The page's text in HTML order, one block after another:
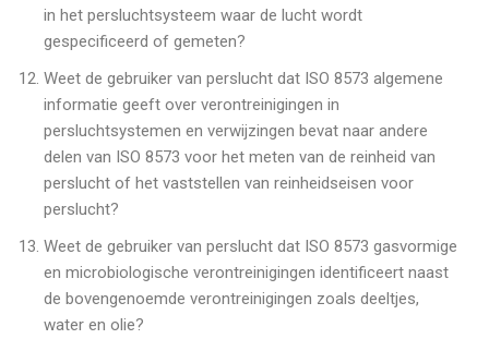
in het persluchtsysteem waar de lucht wordt
gespecificeerd of gemeten?
Weet de gebruiker van perslucht dat ISO 8573 algemene
informatie geeft over verontreinigingen in
persluchtsystemen en verwijzingen bevat naar andere
delen van ISO 8573 voor het meten van de reinheid van
perslucht of het vaststellen van reinheidseisen voor
perslucht?
Weet de gebruiker van perslucht dat ISO 8573 gasvormige
en microbiologische verontreinigingen identificeert naast
de bovengenoemde verontreinigingen zoals deeltjes,
water en olie?